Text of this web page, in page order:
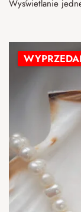
Wyświetlanie